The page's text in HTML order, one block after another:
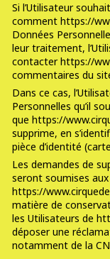
Si l’Utilisateur
comment https://
Données
leur traitement,
contacter https://
commentaires du
Dans ce cas,
Personnelles qu’il
que https://
supprime, en
pièce d’identité
Les demandes de
seront soumises
https://
matière de
les Utilisateurs de
déposer une
notamment de la